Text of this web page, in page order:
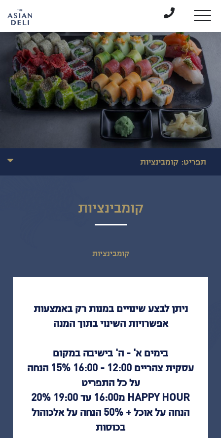
תפריט: קומבינציות
קומבינציות
קומבינציות
ניתן לבצע שינויים במנות רק באמצעות
אפשרויות השינוי בתוך המנה
בימים א' - ה' בישיבה במקום
עסקית צהריים 12:00 - 16:00 15% הנחה
על כל התפריט
HAPPY HOUR מ16:00 עד 19:00 20%
הנחה על אוכל + 50% הנחה על אלכוהול
בכוסות